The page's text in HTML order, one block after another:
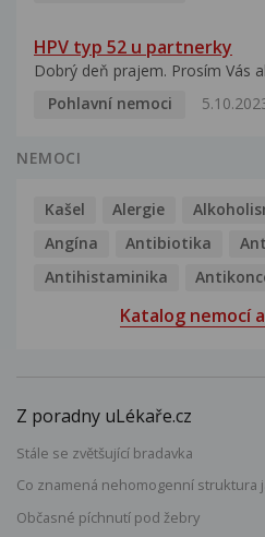
HPV typ 52 u partnerky
Dobrý deň prajem. Prosím Vás
Pohlavní nemoci
NEMOCI
Kašel Alergie
Angína
Antibiotika
Antihistaminika
Katalog nemocí
Z poradny uLékaře.cz
Stále se zvětšující bradavka
Co znamená nehomogenní struktura
Občasné píchnutí pod žebry